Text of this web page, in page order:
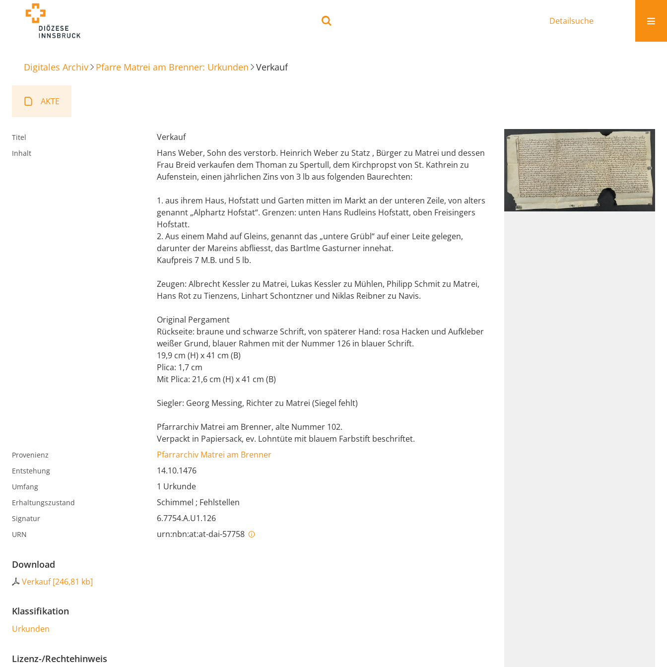
Detailsuche
Digitales Archiv Pfarre Matrei am Brenner: Urkunden Verkauf
AKTE
Titel Verkauf
Inhalt
Hans Weber, Sohn des verstorb. Heinrich Weber zu Statz , Bürger zu Matrei und dessen
Frau Breid verkaufen dem Thoman zu Spertull, dem Kirchpropst von St. Kathrein zu
Aufenstein, einen jährlichen Zins von 3 lb aus folgenden Baurechten:
1. aus ihrem Haus, Hofstatt und Garten mitten im Markt an der unteren Zeile, von alters
genannt „Alphartz Hofstat“. Grenzen: unten Hans Rudleins Hofstatt, oben Freisingers
Hofstatt.
2. Aus einem Mahd auf Gleins, genannt das „untere Grübl“ auf einer Leite gelegen,
darunter der Mareins abfliesst, das Bartlme Gasturner innehat.
Kaufpreis 7 M.B. und 5 lb.
Zeugen: Albrecht Kessler zu Matrei, Lukas Kessler zu Mühlen, Philipp Schmit zu Matrei,
Hans Rot zu Tienzens, Linhart Schontzner und Niklas Reibner zu Navis.
Original Pergament
Rückseite: braune und schwarze Schrift, von späterer Hand: rosa Hacken und Aufkleber
weißer Grund, blauer Rahmen mit der Nummer 126 in blauer Schrift.
19,9 cm (H) x 41 cm (B)
Plica: 1,7 cm
Mit Plica: 21,6 cm (H) x 41 cm (B)
Siegler: Georg Messing, Richter zu Matrei (Siegel fehlt)
Pfarrarchiv Matrei am Brenner, alte Nummer 102.
Verpackt in Papiersack, ev. Lohntüte mit blauem Farbstift beschriftet.
Provenienz Pfarrarchiv Matrei am Brenner
Entstehung 14.10.1476
Umfang 1 Urkunde
Erhaltungszustand Schimmel ; Fehlstellen
Signatur 6.7754.A.U1.126
URN urn:nbn:at:at-dai-57758
Download
Verkauf[246,81 kb]
Klassifikation
Urkunden
Lizenz-/Rechtehinweis